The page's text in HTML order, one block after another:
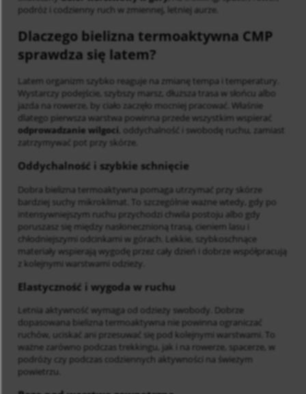
podróż i codzienny ruch w zmiennej, letniej aurze.
Dlaczego bielizna termoaktywna CMP
sprawdza się latem?
Latem organizm szybko reaguje na zmianę tempa i temperatury.
Wystarczy podejście, szybszy marsz, dłuższa trasa w słońcu albo
jazda na rowerze, by ciało zaczęło mocniej pracować. Właśnie
dlatego pierwsza warstwa powinna przede wszystkim wspierać
odprowadzanie wilgoci , oddychalność i swobodę ruchu, zamiast
zatrzymywać pot przy skórze.
Oddychalność i szybkie schnięcie
Dobra bielizna termoaktywna pomaga utrzymać przy skórze
bardziej suchy mikroklimat. To szczególnie ważne wtedy, gdy po
intensywniejszym ruchu przychodzi chwila postoju albo gdy
poruszasz się między nasłonecznioną trasą, cieniem lasu i
chłodniejszymi odcinkami w górach. Lekkie, szybkoschnące
materiały wspierają wygodę przez cały dzień i dobrze współpracują
z kolejnymi warstwami odzieży.
Elastyczność i wygoda w ruchu
Letnia aktywność wymaga od odzieży swobody. Dobrze
dopasowana bielizna termoaktywna nie powinna ograniczać
ruchów, uciskać ani przesuwać się pod kolejnymi warstwami. To
ważne zarówno podczas trekkingu, jak i na rowerze, spacerze, w
podróży czy podczas codziennych aktywności na świeżym
powietrzu.